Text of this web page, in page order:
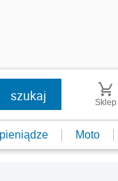
Sklep
Moto